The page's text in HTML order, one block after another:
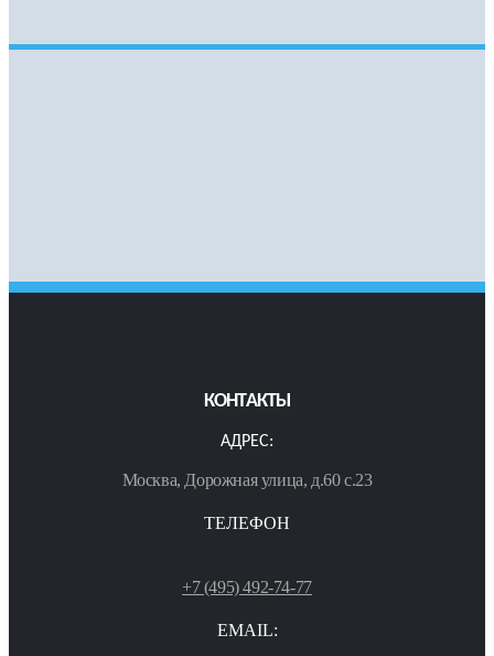
КОНТАКТЫ
АДРЕС:
Москва, Дорожная улица, д.60 с.23
ТЕЛЕФОН
+7 (495) 492-74-77
EMAIL: